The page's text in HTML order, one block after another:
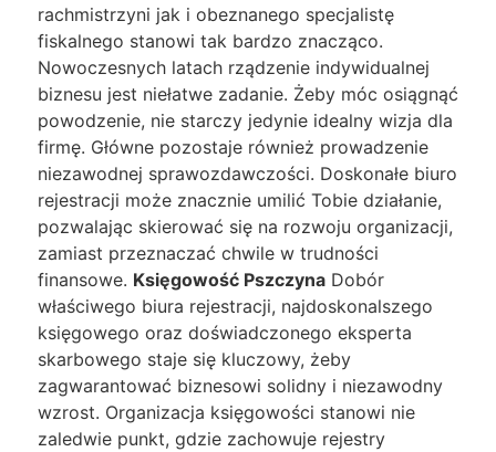
rachmistrzyni jak i obeznanego specjalistę
fiskalnego stanowi tak bardzo znacząco.
Nowoczesnych latach rządzenie indywidualnej
biznesu jest niełatwe zadanie. Żeby móc osiągnąć
powodzenie, nie starczy jedynie idealny wizja dla
firmę. Główne pozostaje również prowadzenie
niezawodnej sprawozdawczości. Doskonałe biuro
rejestracji może znacznie umilić Tobie działanie,
pozwalając skierować się na rozwoju organizacji,
zamiast przeznaczać chwile w trudności
finansowe. Księgowość Pszczyna Dobór
właściwego biura rejestracji, najdoskonalszego
księgowego oraz doświadczonego eksperta
skarbowego staje się kluczowy, żeby
zagwarantować biznesowi solidny i niezawodny
wzrost. Organizacja księgowości stanowi nie
zaledwie punkt, gdzie zachowuje rejestry